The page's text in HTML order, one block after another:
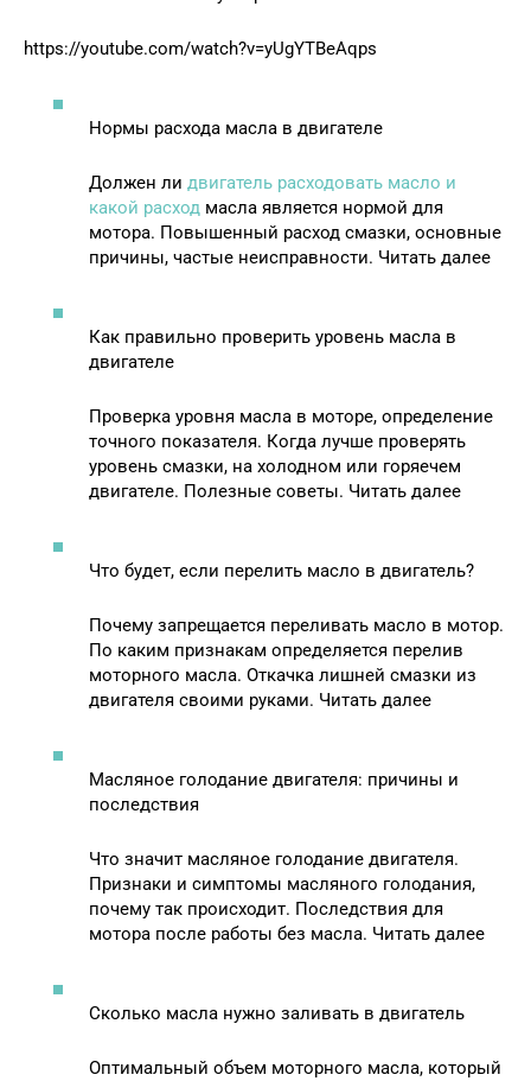
https://youtube.com/watch?v=yUgYTBeAqps
Нормы расхода масла в двигателе
Должен ли двигатель расходовать масло и
какой расход масла является нормой для
мотора. Повышенный расход смазки, основные
причины, частые неисправности. Читать далее
Как правильно проверить уровень масла в
двигателе
Проверка уровня масла в моторе, определение
точного показателя. Когда лучше проверять
уровень смазки, на холодном или горяечем
двигателе. Полезные советы. Читать далее
Что будет, если перелить масло в двигатель?
Почему запрещается переливать масло в мотор.
По каким признакам определяется перелив
моторного масла. Откачка лишней смазки из
двигателя своими руками. Читать далее
Масляное голодание двигателя: причины и
последствия
Что значит масляное голодание двигателя.
Признаки и симптомы масляного голодания,
почему так происходит. Последствия для
мотора после работы без масла. Читать далее
Сколько масла нужно заливать в двигатель
Оптимальный объем моторного масла, который